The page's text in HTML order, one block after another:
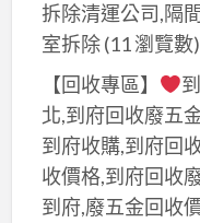
拆除清運公司,隔
室拆除(11 瀏覽數)
【回收專區】
北,到府回收廢五
到府收購,到府回
收價格,到府回收
到府,廢五金回收